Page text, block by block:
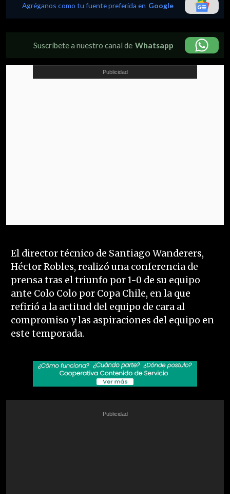
Agréganos como tu fuente preferida en Google
Suscríbete a nuestro canal de Whatsapp
El director técnico de Santiago Wanderers,
Héctor Robles, realizó una conferencia de
prensa tras el triunfo por 1-0 de su equipo
ante Colo Colo por Copa Chile, en la que
refirió a la actitud del equipo de cara al
compromiso y las aspiraciones del equipo en
este temporada.